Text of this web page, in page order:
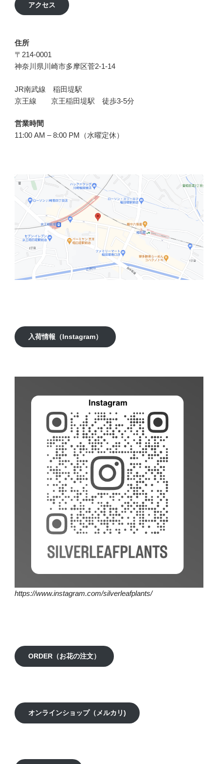
アクセス
住所
〒214-0001
神奈川県川崎市多摩区菅2-1-14
JR南武線 稲田堤駅
京王線 京王稲田堤駅 徒歩3-5分
営業時間
11:00 AM – 8:00 PM（水曜定休）
入荷情報（Instagram）
https://www.instagram.com/silverleafplants/
ORDER（お花の注文）
オンラインショップ（メルカリ)